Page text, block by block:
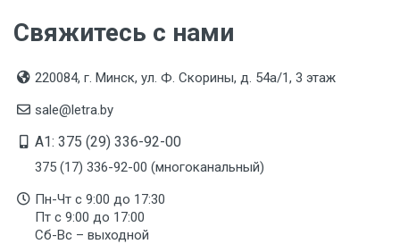
Свяжитесь с нами
220084, г. Минск, ул. Ф. Скорины, д. 54а/1, 3 этаж
sale@letra.by
A1: 375 (29) 336-92-00
375 (17) 336-92-00 (многоканальный)
Пн-Чт с 9:00 до 17:30
Пт с 9:00 до 17:00
Сб-Вс – выходной